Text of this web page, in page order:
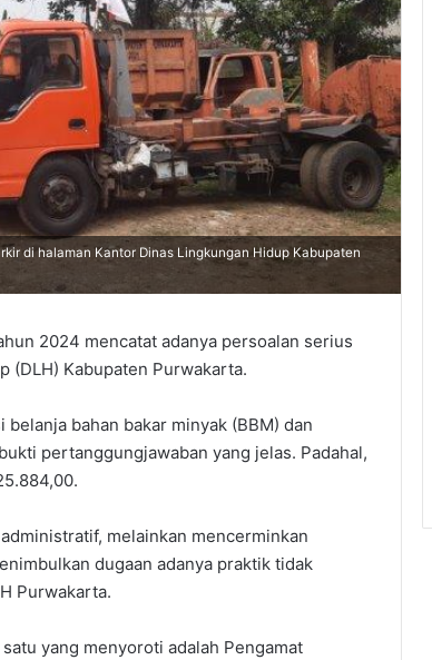
di halaman Kantor Dinas Lingkungan Hidup Kabupaten
2024 mencatat adanya persoalan serius
(DLH) Kabupaten Purwakarta.
bahan bakar minyak (BBM) dan
pertanggungjawaban yang jelas. Padahal,
melainkan mencerminkan
dugaan adanya praktik tidak
Purwakarta.
yang menyoroti adalah Pengamat